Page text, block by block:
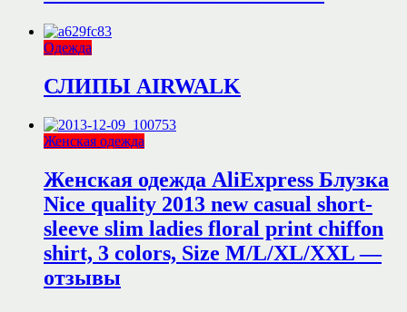
Одежда
СЛИПЫ AIRWALK
Женская одежда
Женская одежда AliExpress Блузка
Nice quality 2013 new casual short-
sleeve slim ladies floral print chiffon
shirt, 3 colors, Size M/L/XL/XXL —
отзывы